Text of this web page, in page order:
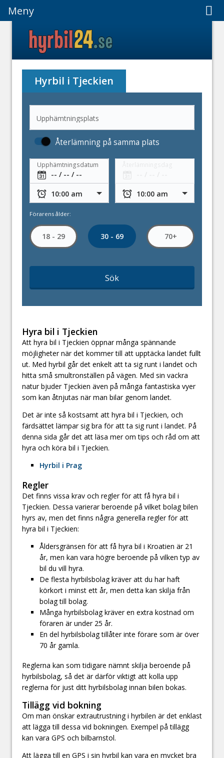
Meny
Hyrbil i Tjeckien
Upphämtningsplats
Återlämning på samma plats
Upphämtningsdatum
Förarens ålder:
18 - 29 30 - 69 70+
Sök
Hyra bil i Tjeckien
Att hyra bil i Tjeckien öppnar många spännande
möjligheter när det kommer till att upptäcka landet fullt
ut. Med hyrbil går det enkelt att ta sig runt i landet och
hitta små smultronställen på vägen. Med sin vackra
natur bjuder Tjeckien även på många fantastiska vyer
som kan åtnjutas när man bilar genom landet.
Det är inte så kostsamt att hyra bil i Tjeckien, och
färdsättet lämpar sig bra för att ta sig runt i landet. På
denna sida går det att läsa mer om tips och råd om att
hyra och köra bil i Tjeckien.
Hyrbil i Prag
Regler
Det finns vissa krav och regler för att få hyra bil i
Tjeckien. Dessa varierar beroende på vilket bolag bilen
hyrs av, men det finns några generella regler för att
hyra bil i Tjeckien:
Åldersgränsen för att få hyra bil i Kroatien är 21
år, men kan vara högre beroende på vilken typ av
bil du vill hyra.
De flesta hyrbilsbolag kräver att du har haft
körkort i minst ett år, men detta kan skilja från
bolag till bolag.
Många hyrbilsbolag kräver en extra kostnad om
föraren är under 25 år.
En del hyrbilsbolag tillåter inte förare som är över
70 år gamla.
Reglerna kan som tidigare nämnt skilja beroende på
hyrbilsbolag, så det är därför viktigt att kolla upp
reglerna för just ditt hyrbilsbolag innan bilen bokas.
Tillägg vid bokning
Om man önskar extrautrustning i hyrbilen är det enklast
att lägga till dessa vid bokningen. Exempel på tillägg
kan vara GPS och bilbarnstol.
Att lägga till en GPS i sin hyrbil kan vara en mycket bra
Meny